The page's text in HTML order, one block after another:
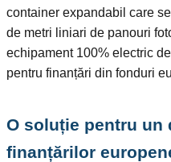
container expandabil care
de metri liniari de panouri
echipament 100% electric
pentru finanțări din fonduri
O soluție pentru un
finanțărilor